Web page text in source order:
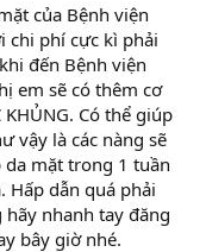
của Bệnh viện
chi phí cực kì phải
đến Bệnh viện
em sẽ có thêm cơ
Có thể giúp
vậy là các nàng sẽ
da mặt trong 1 tuần
Hấp dẫn quá phải
nhanh tay đăng
bây giờ nhé.